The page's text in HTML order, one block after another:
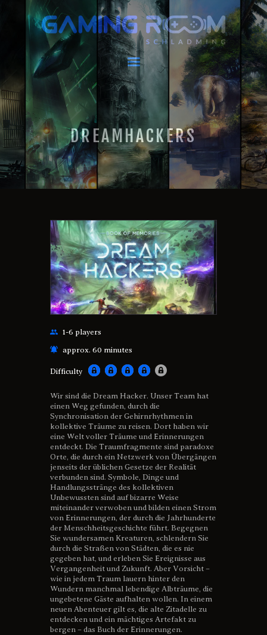
DREAMHACKERS
GAMING ROOM SCHLADMING
VR Escape Room / Multiplayer Gaming
HOME
LATEST NEWS
VIRTUAL REALITY
GAMING
VOUCHERS
BOOKING
EVENTS
FAQ
CONTACT
THIS IS US
1-6 players
approx. 60 minutes
Difficulty
Wir sind die Dream Hacker. Unser Team hat
einen Weg gefunden, durch die
Synchronisation der Gehirnrhythmen in
kollektive Träume zu reisen. Dort haben wir
eine Welt voller Träume und Erinnerungen
entdeckt. Die Traumfragmente sind paradoxe
Orte, die durch ein Netzwerk von Übergängen
jenseits der üblichen Gesetze der Realität
verbunden sind. Symbole, Dinge und
Handlungsstränge des kollektiven
Unbewussten sind auf bizarre Weise
miteinander verwoben und bilden einen Strom
von Erinnerungen, der durch die Jahrhunderte
der Menschheitsgeschichte führt. Begegnen
Sie wundersamen Kreaturen, schlendern Sie
durch die Straßen von Städten, die es nie
gegeben hat, und erleben Sie Ereignisse aus
Vergangenheit und Zukunft. Aber Vorsicht –
wie in jedem Traum lauern hinter den
Wundern manchmal lebendige Albträume, die
ungebetene Gäste aufhalten wollen. In einem
neuen Abenteuer gilt es, die alte Zitadelle zu
entdecken und ein mächtiges Artefakt zu
bergen – das Buch der Erinnerungen.